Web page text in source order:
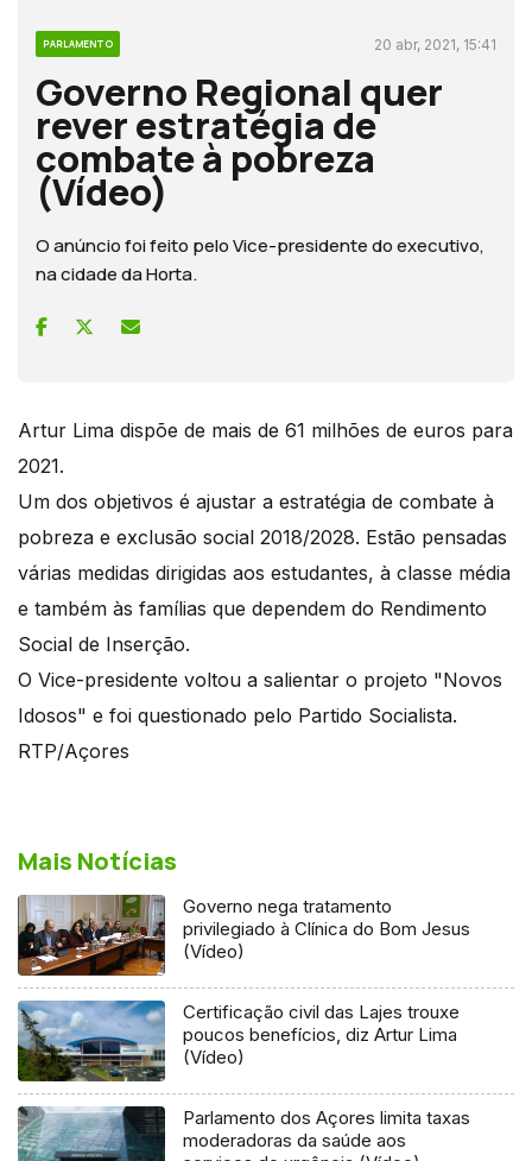
PARLAMENTO 20 abr, 2021, 15:41
Governo Regional quer
rever estratégia de
combate à pobreza
(Vídeo)
O anúncio foi feito pelo Vice-presidente do executivo,
na cidade da Horta.
Artur Lima dispõe de mais de 61 milhões de euros para
2021.
Um dos objetivos é ajustar a estratégia de combate à
pobreza e exclusão social 2018/2028. Estão pensadas
várias medidas dirigidas aos estudantes, à classe média
e também às famílias que dependem do Rendimento
Social de Inserção.
O Vice-presidente voltou a salientar o projeto "Novos
Idosos" e foi questionado pelo Partido Socialista.
RTP/Açores
Mais Notícias
Governo nega tratamento
privilegiado à Clínica do Bom Jesus
(Vídeo)
Certificação civil das Lajes trouxe
poucos benefícios, diz Artur Lima
(Vídeo)
Parlamento dos Açores limita taxas
moderadoras da saúde aos